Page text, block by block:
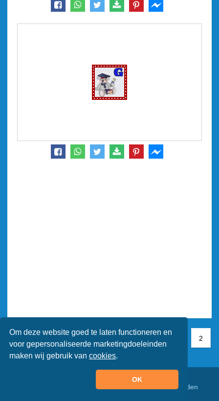
Om deze website goed te laten functioneren en
voor gepersonaliseerde marketingdoeleinden
maken wij gebruik vancookies.
OK
2
© Animaatjes.nl - 2005/2026 - Alle rechten voorbehouden